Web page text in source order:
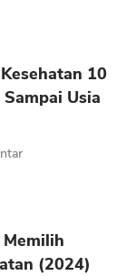
10
Usia
(2024)